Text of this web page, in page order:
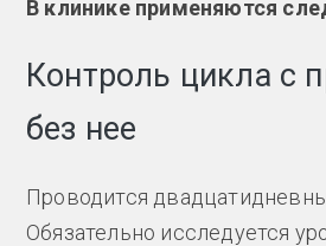
В клинике применяются
Контроль цикла с
без нее
Проводится
Обязательно исследуется